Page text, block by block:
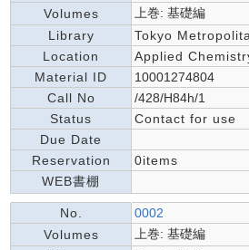
Volumes
上巻: 基礎編
Library
Tokyo
Location
Applied
Material ID
10001274804
Call No
/428/H84h/1
Status
Contact for use
Due Date
Reservation
0items
WEB書棚
No.
0002
Volumes
上巻: 基礎編